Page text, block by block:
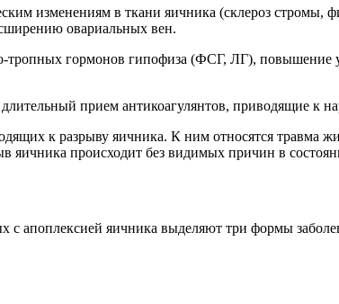
изменениям в ткани яичника (склероз стромы,
овариальных вен.
тропных гормонов гипофиза (ФСГ, ЛГ),
прием антикоагулянтов, приводящие
к разрыву яичника. К ним относятся травма
яичника происходит без видимых причин в
с апоплексией яичника выделяют три формы